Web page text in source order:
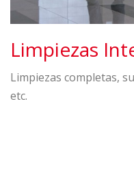
Limpiezas
Limpiezas completas,
etc.